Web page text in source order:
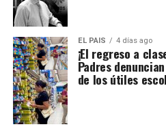
EL PAIS 4 días ago
¡El regreso a
Padres
de los útiles